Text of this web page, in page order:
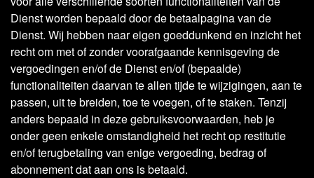
Dienst worden bepaald door de betaalpagina van de
Dienst. Wij hebben naar eigen goeddunkend en inzicht het
recht om met of zonder voorafgaande kennisgeving de
vergoedingen en/of de Dienst en/of (bepaalde)
functionaliteiten daarvan te allen tijde te wijzigingen, aan te
passen, uit te breiden, toe te voegen, of te staken. Tenzij
anders bepaald in deze gebruiksvoorwaarden, heb je
onder geen enkele omstandigheid het recht op restitutie
en/of terugbetaling van enige vergoeding, bedrag of
abonnement dat aan ons is betaald.